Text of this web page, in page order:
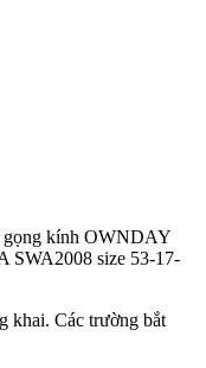
gọng kính OWNDAY
size 53-17-
khai. Các trường bắt